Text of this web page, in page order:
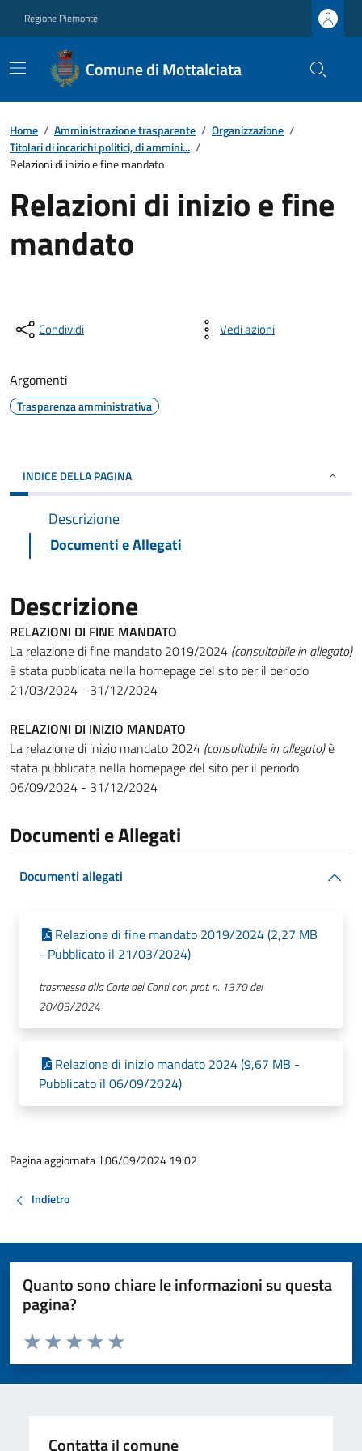
Regione Piemonte
Comune di Mottalciata
Home / Amministrazione trasparente / Organizzazione /
Titolari di incarichi politici, di ammini... /
Relazioni di inizio e fine mandato
Relazioni di inizio e fine
mandato
Condividi Vedi azioni
Argomenti
Trasparenza amministrativa
INDICE DELLA PAGINA
Descrizione
Documenti e Allegati
Descrizione
RELAZIONI DI FINE MANDATO
La relazione di fine mandato 2019/2024 (consultabile in allegato)
è stata pubblicata nella homepage del sito per il periodo
21/03/2024 - 31/12/2024
RELAZIONI DI INIZIO MANDATO
La relazione di inizio mandato 2024 (consultabile in allegato)è
stata pubblicata nella homepage del sito per il periodo
06/09/2024 - 31/12/2024
Documenti e Allegati
Documenti allegati
Relazione di fine mandato 2019/2024 (2,27 MB
- Pubblicato il 21/03/2024)
trasmessa alla Corte dei Conti con prot. n. 1370 del
20/03/2024
Relazione di inizio mandato 2024 (9,67 MB -
Pubblicato il 06/09/2024)
Pagina aggiornata il 06/09/2024 19:02
Indietro
Quanto sono chiare le informazioni su questa
pagina?
Valuta da 1 a 5 stelle la pagina
Valuta 5 stelle su 5
Valuta 4 stelle su 5
Valuta 3 stelle su 5
Valuta 2 stelle su 5
Valuta 1 stelle su 5
Contatta il comune